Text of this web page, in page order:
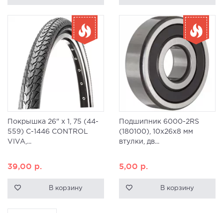
Покрышка 26" x 1, 75 (44-
559) C-1446 CONTROL
VIVA,...
39,00 р.
В корзину
Подшипник 6000-2RS
(180100), 10x26x8 мм
втулки, дв...
5,00 р.
В корзину